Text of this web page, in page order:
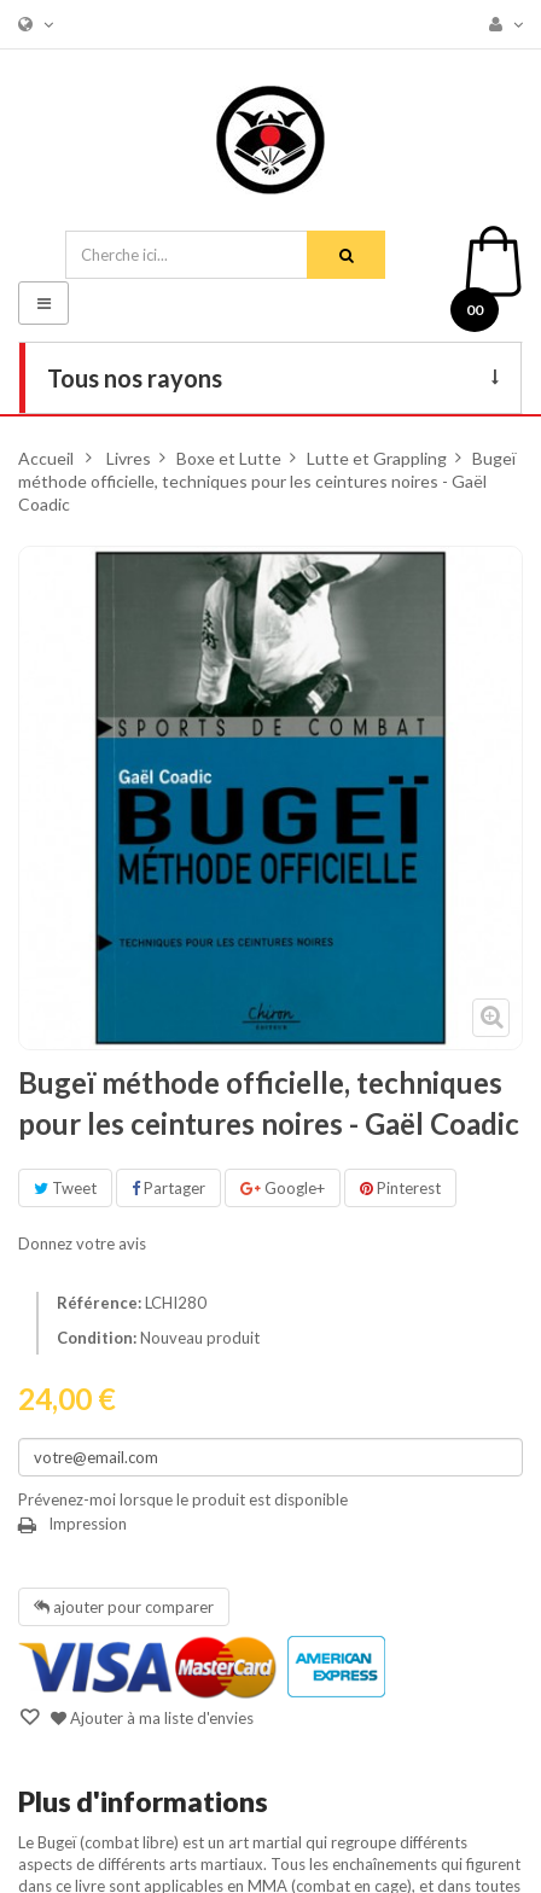
00
Tous nos rayons
DVD
Cible de frappe
Accessoires
Tatamis
Voir plus
Basculer
la
navigation
Accueil > Livres > Boxe et Lutte > Lutte et Grappling > Bugeï
méthode officielle, techniques pour les ceintures noires - Gaël
Coadic
Bugeï méthode officielle, techniques
pour les ceintures noires - Gaël Coadic
Tweet Partager Google+ Pinterest
Donnez votre avis
Référence:LCHI280
Condition:Nouveau produit
24,00 €
Prévenez-moi lorsque le produit est disponible
Impression
ajouter pour comparer
Ajouter à ma liste d'envies
Plus d'informations
Le Bugeï (combat libre) est un art martial qui regroupe différents
aspects de différents arts martiaux. Tous les enchaînements qui figurent
dans ce livre sont applicables en MMA (combat en cage), et dans toutes